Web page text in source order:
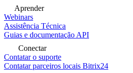
Aprender
Webinars
Assistência Técnica
Guias e documentação API
Conectar
Contatar o suporte
Contatar parceiros locais Bitrix24